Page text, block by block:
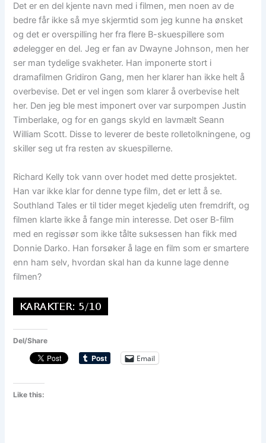
Det er en del kjente navn med i filmen, men noen av de
bedre får ikke så mye skjermtid som jeg kunne ha ønsket
og det er overspilling her fra flere B-skuespillere som
ødelegger en del. Jeg er fan av Dwayne Johnson, men her
ser man tydelige svakheter. Han imponerte stort i
dramafilmen Gridiron Gang, men her klarer han ikke helt å
overbevise. Det er vel ingen som klarer å overbevise helt
her. Den jeg ble mest imponert over var surpompen Justin
Timberlake, og for en gangs skyld en lavmælt Seann
William Scott. Disse to leverer de beste rolletolkningene, og
skiller seg ut fra resten av skuespillerne.
Richard Kelly tok vann over hodet med dette prosjektet.
Han var ikke klar for denne type film, det er lett å se.
Southland Tales er til tider meget kjedelig uten fremdrift, og
filmen klarte ikke å fange min interesse. Det oser B-film
med en regissør som ikke tålte suksessen han fikk med
Donnie Darko. Han forsøker å lage en film som er smartere
enn ham selv, hvordan skal han da kunne lage denne
filmen?
Del/Share
Email
Like this: